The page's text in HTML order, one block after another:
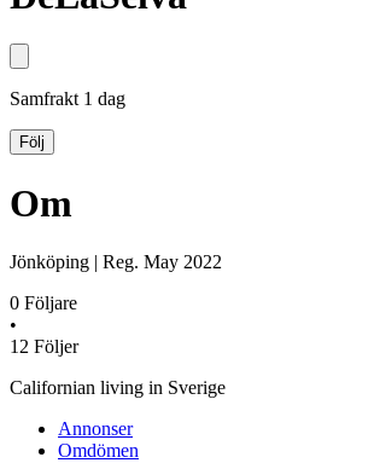
Samfrakt 1 dag
Följ
Om
Jönköping | Reg. May 2022
0 Följare
•
12 Följer
Californian living in Sverige
Annonser
Omdömen